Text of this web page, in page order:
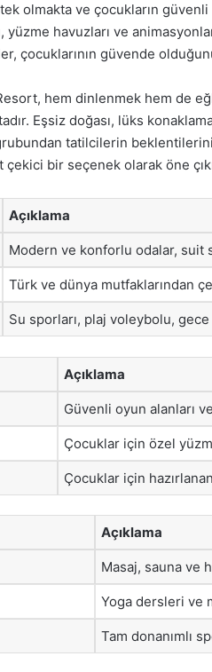
olmakta ve çocukların
yüzme havuzları ve
çocuklarının güvende
hem dinlenmek hem de
Eşsiz doğası, lüks
tatilcilerin
bir seçenek olarak öne
Açıklama
Modern ve konforlu odalar, suit
Türk ve dünya mutfaklarından
Su sporları, plaj voleybolu,
Açıklama
Güvenli oyun alanları
Çocuklar için özel
Çocuklar için
Açıklama
Masaj, sauna ve
Yoga dersleri ve
Tam donanımlı